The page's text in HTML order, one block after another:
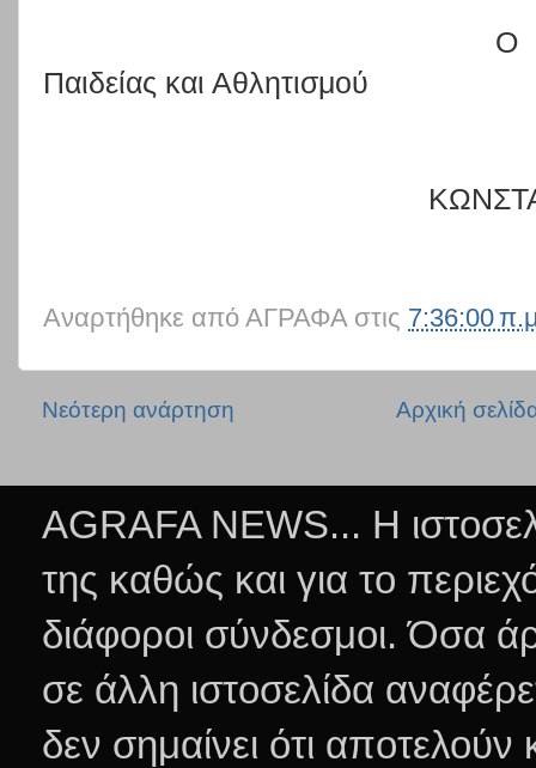
Ο
Παιδείας και Αθλητισμού
Αναρτήθηκε από ΑΓΡΑΦΑ στις 7:36:00
Νεότερη ανάρτηση Αρχική
AGRAFA NEWS... Η
της καθώς και για το
διάφοροι σύνδεσμοι.Όσα
σε άλλη ιστοσελίδα
δεν σημαίνει ότι